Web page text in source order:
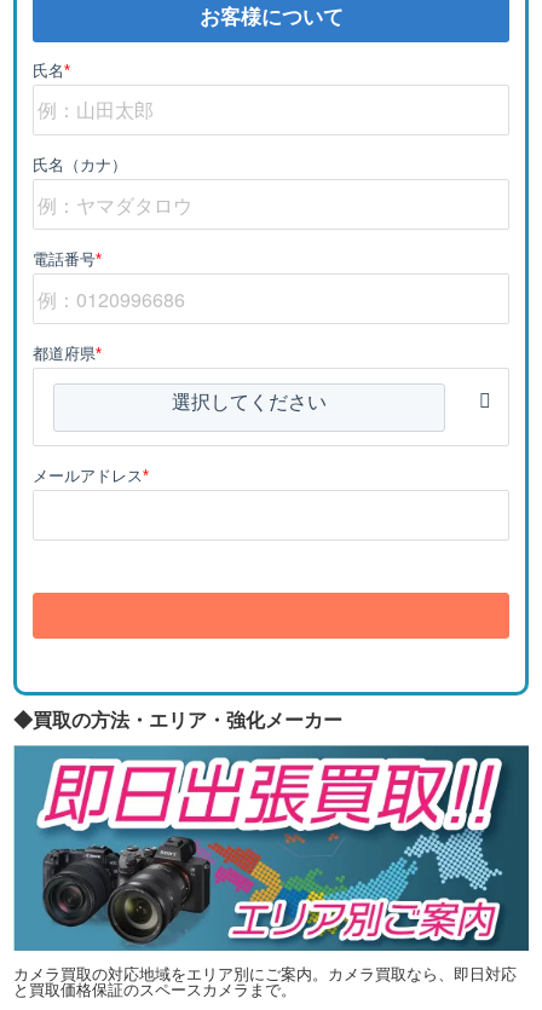
お客様について
氏名*
氏名（カナ）
電話番号*
都道府県*
選択してください
メールアドレス*
◆買取の方法・エリア・強化メーカー
カメラ買取の対応地域をエリア別にご案内。カメラ買取なら、即日対応
と買取価格保証のスペースカメラまで。